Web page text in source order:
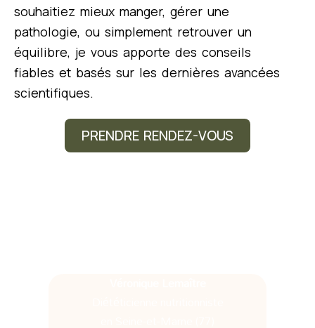
souhaitiez mieux manger, gérer une
pathologie, ou simplement retrouver un
équilibre, je vous apporte des conseils
fiables et basés sur les dernières avancées
scientifiques.
PRENDRE RENDEZ-VOUS